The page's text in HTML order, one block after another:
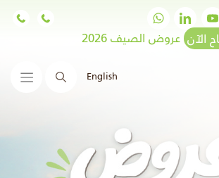
الآن عروض الصيف 2026
English البحث